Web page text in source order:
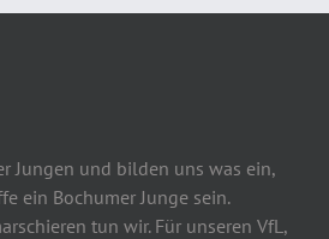
Jungen und bilden uns was ein,
ein Bochumer Junge sein.
tun wir. Für unseren VfL,